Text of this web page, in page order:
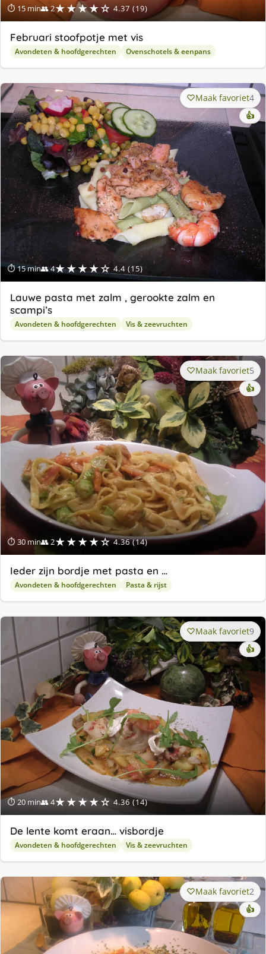
⏱ 15 min👥 2★★★★☆ 4.37 (19)
Februari stoofpotje met vis
Avondeten & hoofdgerechten Ovenschotels & eenpans
⏱ 15 min👥 4★★★★☆ 4.4 (15)
Maak favoriet4
👍
Lauwe pasta met zalm , gerookte zalm en
scampi’s
Avondeten & hoofdgerechten Vis & zeevruchten
⏱ 30 min👥 2★★★★☆ 4.36 (14)
Maak favoriet5
👍
Ieder zijn bordje met pasta en …
Avondeten & hoofdgerechten Pasta & rijst
⏱ 20 min👥 4★★★★☆ 4.36 (14)
Maak favoriet9
👍
De lente komt eraan… visbordje
Avondeten & hoofdgerechten Vis & zeevruchten
Maak favoriet2
👍